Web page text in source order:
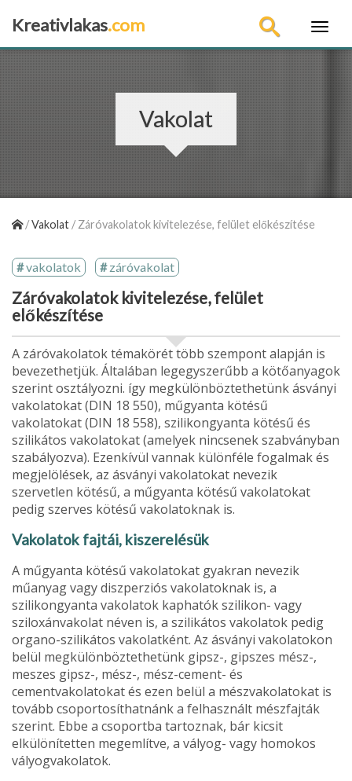
Kreativlakas.com
Vakolat
/Vakolat /Záróvakolatok kivitelezése, felület előkészítése
vakolatok záróvakolat
Záróvakolatok kivitelezése, felület
előkészítése
A záróvakolatok témakörét több szempont alapján is
bevezethetjük. Általában legegyszerűbb a kötő­anyagok
szerint osztályozni. így megkülönböztet­hetünk ásványi
vakolatokat (DIN 18 550), műgyan­ta kötésű
vakolatokat (DIN 18 558), szilikongyanta kötésű és
szilikátos vakolatokat (amelyek nincsenek szabványban
szabályozva). Ezenkívül vannak különféle fogalmak és
megjelölések, az ásványi vakolatokat nevezik
szervetlen kötésű, a műgyanta kötésű vakolatokat
pedig szerves kötésű vakola­toknak is.
Vakolatok fajtái, kiszerelésük
A műgyanta kötésű vakolatokat gyakran nevezik
műanyag vagy diszperziós vakolatoknak is, a
szilikongyanta vakolatok kaphatók szilikon- vagy
sziloxánvakolat néven is, a szilikátos vakolatok pedig
organo-szilikátos vakolatként. Az ásványi vakolatokon
belül megkülönböztethetünk gipsz-, gipszes mész-,
meszes gipsz-, mész-, mész-cement- és
cementvakolatokat és ezen belül a mészvako­latokat is
tovább csoportosíthatnánk a felhasznált mészfajták
szerint. Ebbe a csoportba tartoznak, bár kicsit
elkülönítetten megemlítve, a vályog- vagy homokos
vályogvakolatok.